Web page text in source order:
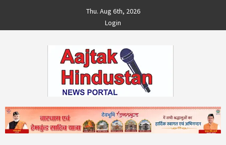
content
Thu. Aug 6th, 2026
Login